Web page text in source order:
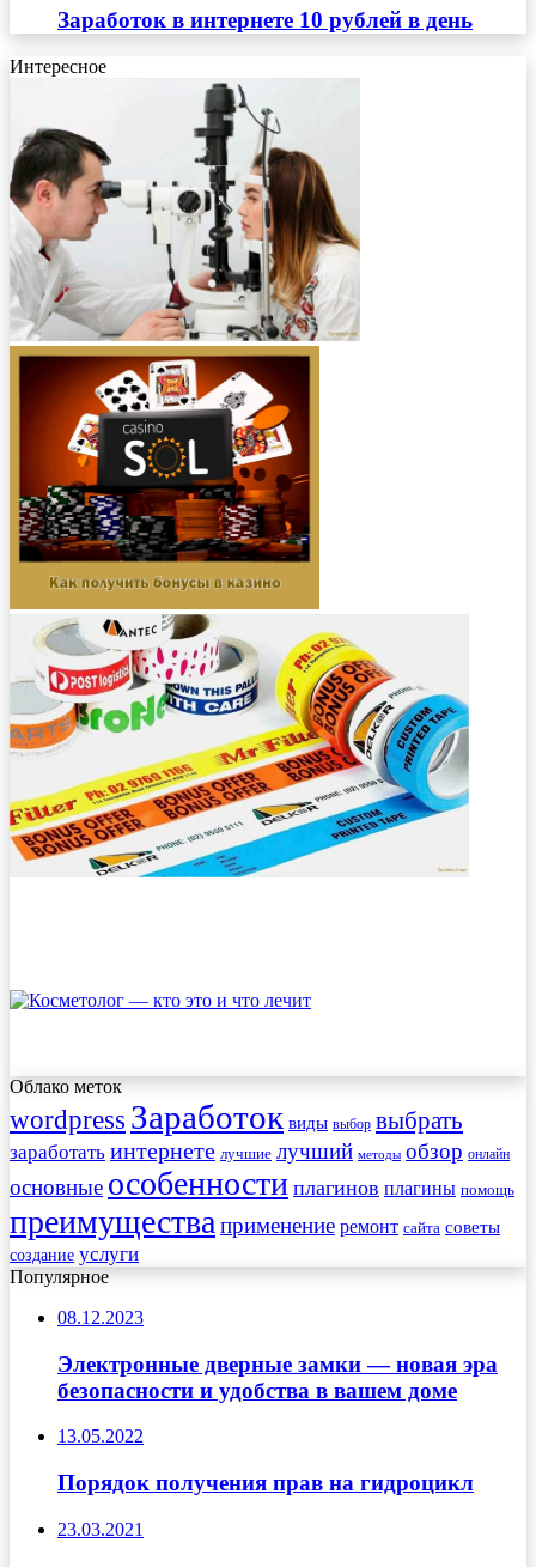
Заработок в интернете 10 рублей в день
Интересное
Облако меток
wordpress Заработок виды выбор выбрать
заработать интернете лучшие лучший методы обзор онлайн
основные особенности плагинов плагины помощь
преимущества применение ремонт сайта советы
создание услуги
Популярное
08.12.2023
Электронные дверные замки — новая эра
безопасности и удобства в вашем доме
13.05.2022
Порядок получения прав на гидроцикл
23.03.2021